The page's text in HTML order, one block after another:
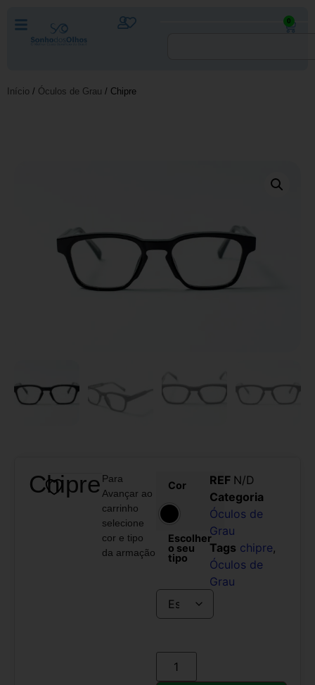
0
Início / Óculos de Grau / Chipre
Chipre Para
Avançar ao
carrinho
selecione
cor e tipo
da armação
Cor
Escolher
o seu
tipo
REF N/D
Categoria
Óculos de
Grau
Tags chipre,
Óculos de
Grau